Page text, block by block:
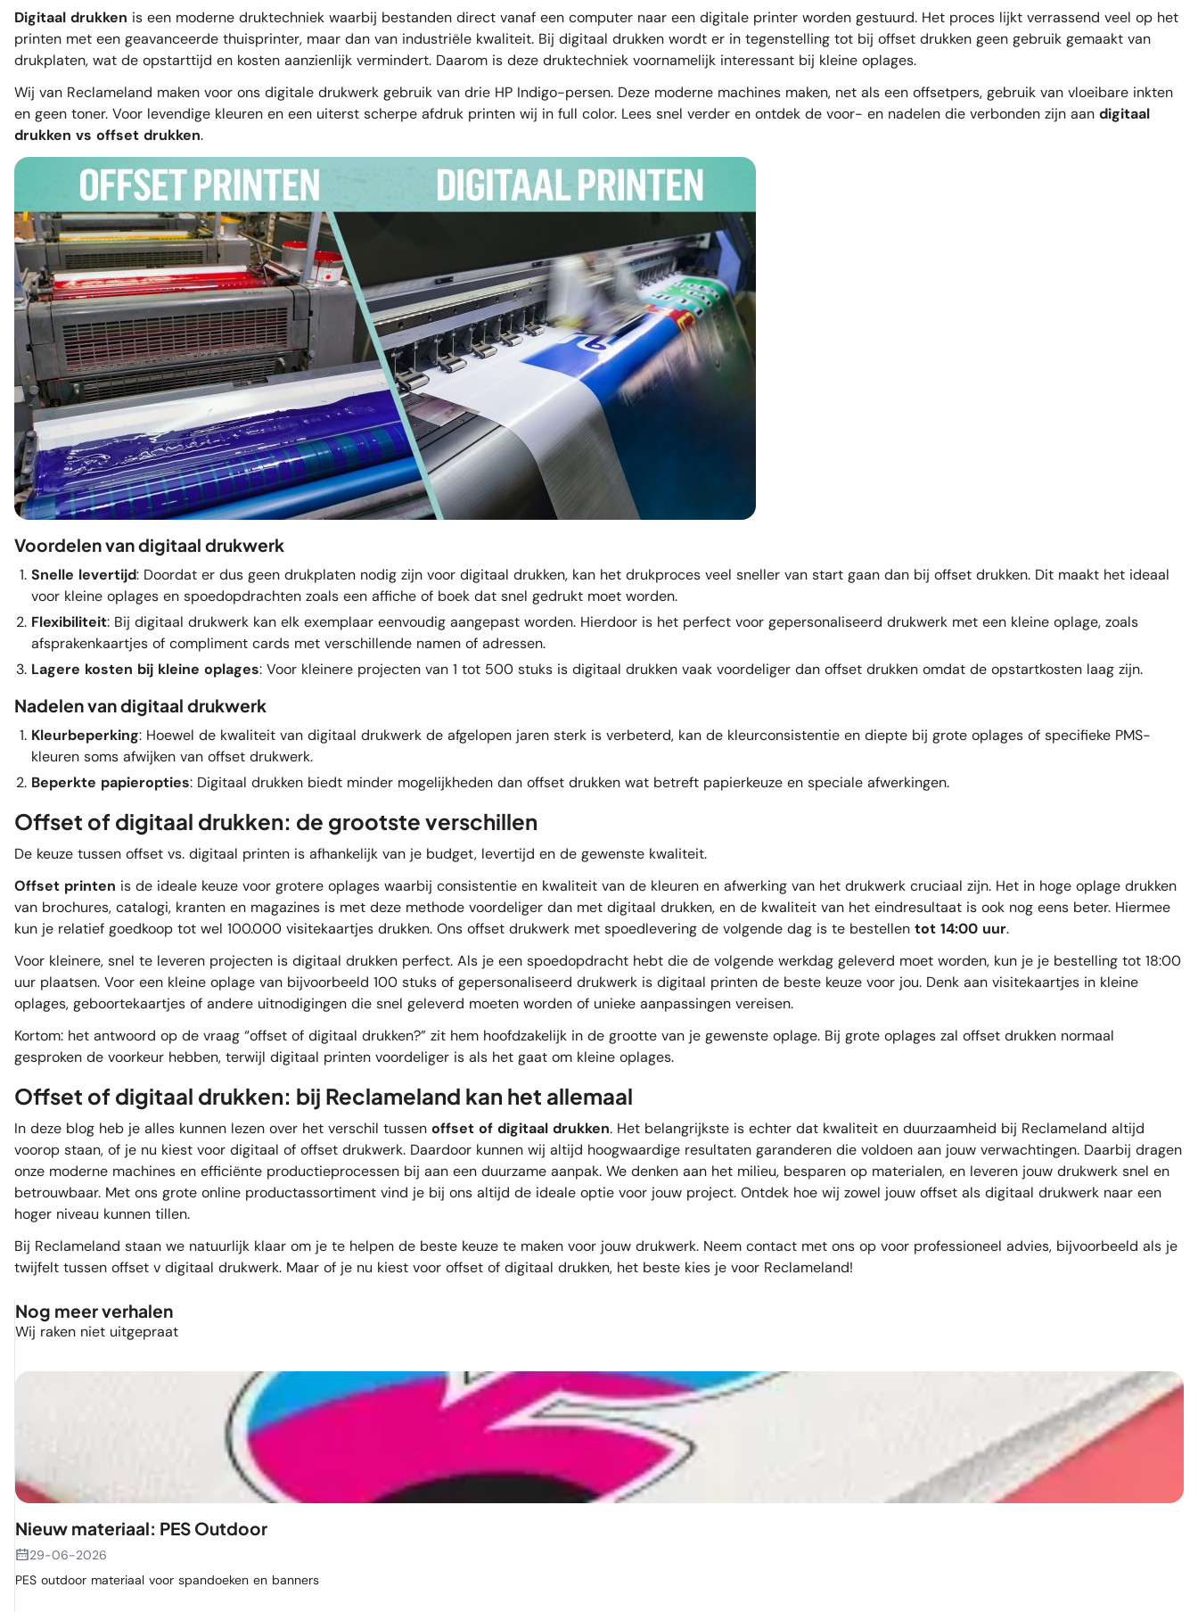
Digitaal drukken is een moderne druktechniek waarbij bestanden direct vanaf een computer naar een digitale printer worden gestuurd. Het proces lijkt verrassend veel op het
printen met een geavanceerde thuisprinter, maar dan van industriële kwaliteit. Bij digitaal drukken wordt er in tegenstelling tot bij offset drukken geen gebruik gemaakt van
drukplaten, wat de opstarttijd en kosten aanzienlijk vermindert. Daarom is deze druktechniek voornamelijk interessant bij kleine oplages.
Wij van Reclameland maken voor ons digitale drukwerk gebruik van drie HP Indigo-persen. Deze moderne machines maken, net als een offsetpers, gebruik van vloeibare inkten
en geen toner. Voor levendige kleuren en een uiterst scherpe afdruk printen wij in full color. Lees snel verder en ontdek de voor- en nadelen die verbonden zijn aan digitaal
drukken vs offset drukken.
Voordelen van digitaal drukwerk
Snelle levertijd: Doordat er dus geen drukplaten nodig zijn voor digitaal drukken, kan het drukproces veel sneller van start gaan dan bij offset drukken. Dit maakt het ideaal
voor kleine oplages en spoedopdrachten zoals eenaffiche of boek dat snel gedrukt moet worden.
Flexibiliteit: Bij digitaal drukwerk kan elk exemplaar eenvoudig aangepast worden. Hierdoor is het perfect voor gepersonaliseerd drukwerk met een kleine oplage, zoals
afsprakenkaartjes ofcompliment cards met verschillende namen of adressen.
Lagere kosten bij kleine oplages: Voor kleinere projecten van 1 tot 500 stuks is digitaal drukken vaak voordeliger dan offset drukken omdat de opstartkosten laag zijn.
Nadelen van digitaal drukwerk
Kleurbeperking: Hoewel de kwaliteit van digitaal drukwerk de afgelopen jaren sterk is verbeterd, kan de kleurconsistentie en diepte bij grote oplages of specifieke PMS-
kleuren soms afwijken van offset drukwerk.
Beperkte papieropties: Digitaal drukken biedt minder mogelijkheden dan offset drukken wat betreft papierkeuze en speciale afwerkingen.
Offset of digitaal drukken: de grootste verschillen
De keuze tussen offset vs. digitaal printen is afhankelijk van je budget, levertijd en de gewenste kwaliteit.
Offset printen is de ideale keuze voor grotere oplages waarbij consistentie en kwaliteit van de kleuren en afwerking van het drukwerk cruciaal zijn. Het in hoge oplage drukken
van brochures, catalogi, kranten en magazines is met deze methode voordeliger dan met digitaal drukken, en de kwaliteit van het eindresultaat is ook nog eens beter. Hiermee
kun je relatief goedkoop tot wel 100.000 visitekaartjes drukken. Ons offset drukwerk met spoedlevering de volgende dag is te bestellen tot 14:00 uur.
Voor kleinere, snel te leveren projecten is digitaal drukken perfect. Als je een spoedopdracht hebt die de volgende werkdag geleverd moet worden, kun je je bestelling tot 18:00
uur plaatsen. Voor een kleine oplage van bijvoorbeeld 100 stuks of gepersonaliseerd drukwerk is digitaal printen de beste keuze voor jou. Denk aan visitekaartjes in kleine
oplages, geboortekaartjes of andere uitnodigingen die snel geleverd moeten worden of unieke aanpassingen vereisen.
Kortom: het antwoord op de vraag “offset of digitaal drukken?” zit hem hoofdzakelijk in de grootte van je gewenste oplage. Bij grote oplages zal offset drukken normaal
gesproken de voorkeur hebben, terwijl digitaal printen voordeliger is als het gaat om kleine oplages.
Offset of digitaal drukken: bij Reclameland kan het allemaal
In deze blog heb je alles kunnen lezen over het verschil tussen offset of digitaal drukken. Het belangrijkste is echter dat kwaliteit en duurzaamheid bij Reclameland altijd
voorop staan, of je nu kiest voor digitaal of offset drukwerk. Daardoor kunnen wij altijd hoogwaardige resultaten garanderen die voldoen aan jouw verwachtingen. Daarbij dragen
onze moderne machines en efficiënte productieprocessen bij aan een duurzame aanpak. We denken aan het milieu, besparen op materialen, en leveren jouw drukwerk snel en
betrouwbaar. Met ons grote online productassortiment vind je bij ons altijd de ideale optie voor jouw project. Ontdek hoe wij zowel jouw offset als digitaal drukwerk naar een
hoger niveau kunnen tillen.
Bij Reclameland staan we natuurlijk klaar om je te helpen de beste keuze te maken voor jouw drukwerk. Neem contact met ons op voor professioneel advies, bijvoorbeeld als je
twijfelt tussen offset v digitaal drukwerk. Maar of je nu kiest voor offset of digitaal drukken, het beste kies je voor Reclameland!
Nog meer verhalen
Wij raken niet uitgepraat
Nieuw materiaal: PES Outdoor
29-06-2026
PES outdoor materiaal voor spandoeken en banners